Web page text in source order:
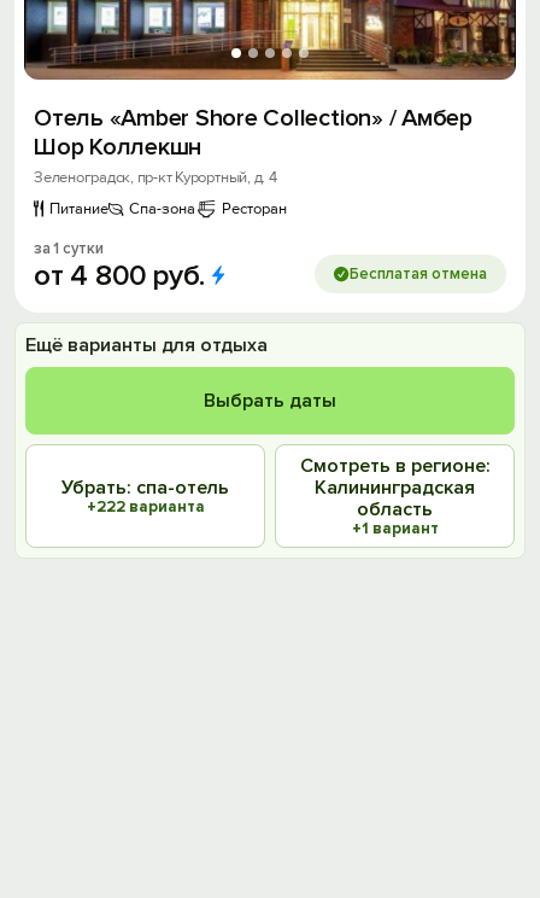
Отель «Amber Shore Collection» / Амбер
Шор Коллекшн
Зеленоградск, пр-кт Курортный, д. 4
Питание
Спа-зона Ресторан
за 1 сутки
от 4 800 руб. Бесплатая отмена
Ещё варианты для отдыха
Выбрать даты
Убрать: спа-отель
+222 варианта
Смотреть в регионе:
Калининградская
область
+1 вариант